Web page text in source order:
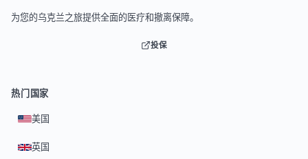
为您的乌克兰之旅提供全面的医疗和撤离保障。
投保
热门国家
美国
英国